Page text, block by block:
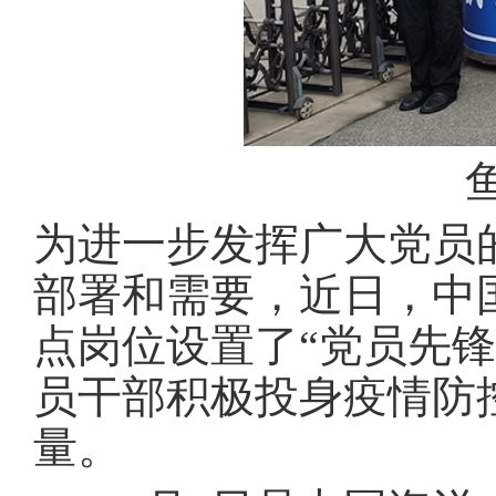
为进一步发挥广大党
部署和需要，近日，中
点岗位设置了“党员先
员干部积极投身疫情
量。